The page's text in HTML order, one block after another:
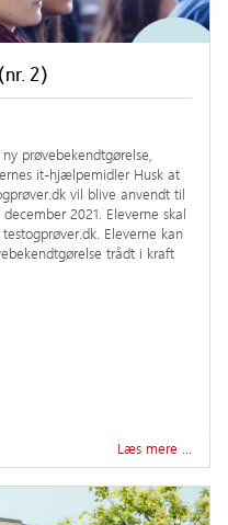
2)
prøvebekendtgørelse,
it-hjælpemidler Husk at
vil blive anvendt til
2021. Eleverne skal
Eleverne kan
trådt i kraft
Læs mere …